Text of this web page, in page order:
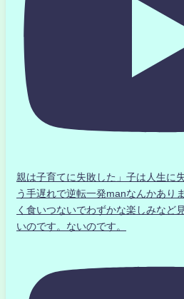
親は子育てに失敗した」子は人生に
う手遅れで逆転一発manなんかあり
く食いつないでわずかな楽しみなど
いのです。ないのです。